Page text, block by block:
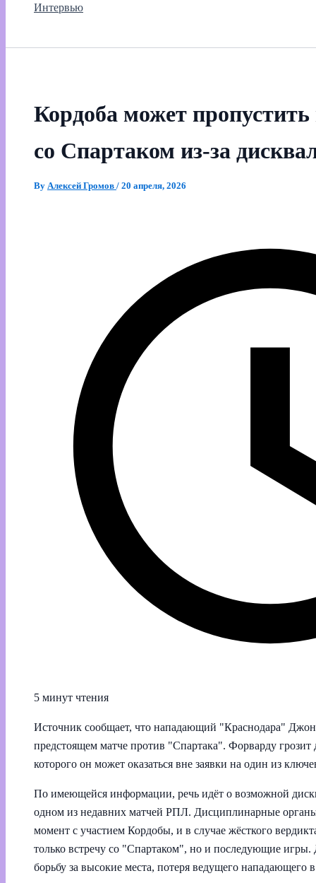
Интервью
Кордоба может
со Спартаком из‑за
By Алексей Громов / 20 апреля, 2026
5 минут чтения
Источник сообщает, что нападающий "Краснодара" Джон
предстоящем матче против "Спартака". Форварду грозит
которого он может оказаться вне заявки на один из
По имеющейся информации, речь идёт о возможной
одном из недавних матчей РПЛ. Дисциплинарные
момент с участием Кордобы, и в случае жёсткого
только встречу со "Спартаком", но и последующие
борьбу за высокие места, потеря ведущего нападающего